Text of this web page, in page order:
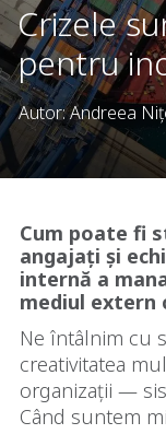
Crizele
pentru
Autor: Andreea
Cum poate fi
angajați și
internă a
mediul extern
Ne întâlnim cu
creativitatea
organizații —
Când suntem